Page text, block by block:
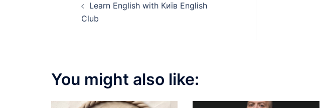
navigation
Learn English with Київ English
Club
You might also like: